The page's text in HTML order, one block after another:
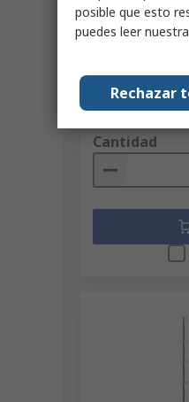
RAL 7040 de
galvanizado,
Nº ref. fabric.
Subtotal (1 unidad)
Cantidad
posible que esto
puedes leer nuestra
Rechazar